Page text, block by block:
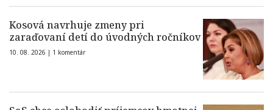
Kosová navrhuje zmeny pri
zaraďovaní detí do úvodných ročníkov
10. 08. 2026 | 1 komentár